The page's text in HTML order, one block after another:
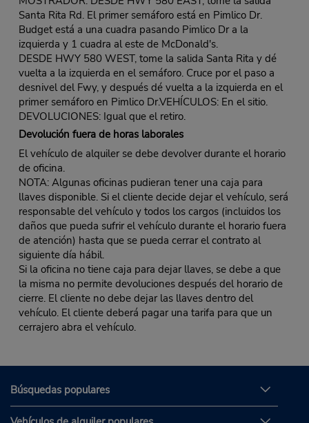
Santa Rita Rd. El primer semáforo está en Pimlico Dr.
Budget está a una cuadra pasando Pimlico Dr a la
izquierda y 1 cuadra al este de McDonald's.
DESDE HWY 580 WEST, tome la salida Santa Rita y dé
vuelta a la izquierda en el semáforo. Cruce por el paso a
desnivel del Fwy, y después dé vuelta a la izquierda en el
primer semáforo en Pimlico Dr.VEHÍCULOS: En el sitio.
DEVOLUCIONES: Igual que el retiro.
Devolución fuera de horas laborales
El vehículo de alquiler se debe devolver durante el horario
de oficina.
NOTA: Algunas oficinas pudieran tener una caja para
llaves disponible. Si el cliente decide dejar el vehículo, será
responsable del vehículo y todos los cargos (incluidos los
daños que pueda sufrir el vehículo durante el horario fuera
de atención) hasta que se pueda cerrar el contrato al
siguiente día hábil.
Si la oficina no tiene caja para dejar llaves, se debe a que
la misma no permite devoluciones después del horario de
cierre. El cliente no debe dejar las llaves dentro del
vehículo. El cliente deberá pagar una tarifa para que un
cerrajero abra el vehículo.
Búsquedas populares